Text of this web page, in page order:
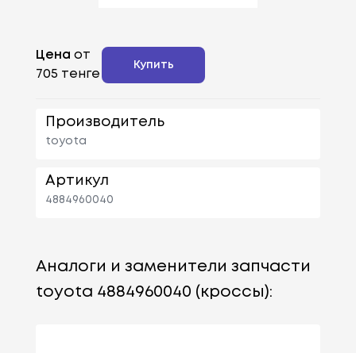
Цена от
705 тенге
Купить
Производитель
toyota
Артикул
4884960040
Аналоги и заменители запчасти
toyota 4884960040 (кроссы):